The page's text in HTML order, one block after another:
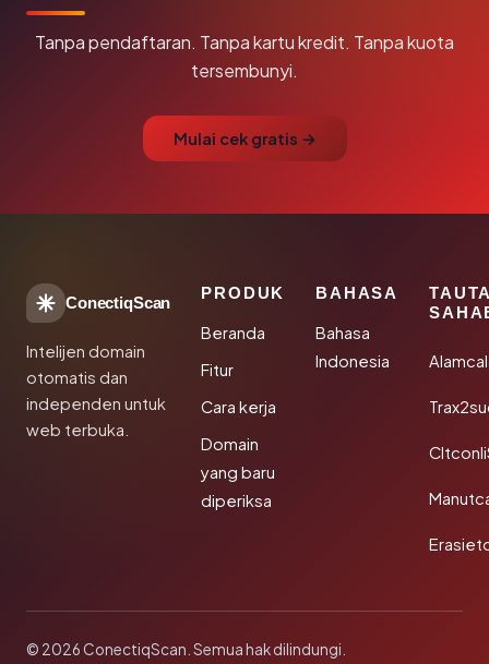
Tanpa pendaftaran. Tanpa kartu kredit. Tanpa kuota
tersembunyi.
Mulai cek gratis →
ConectiqScan
Intelijen domain
otomatis dan
independen untuk
web terbuka.
PRODUK
Beranda
Fitur
Cara kerja
Domain
yang baru
diperiksa
BAHASA
Bahasa
Indonesia
© 2026 ConectiqScan. Semua hak dilindungi.